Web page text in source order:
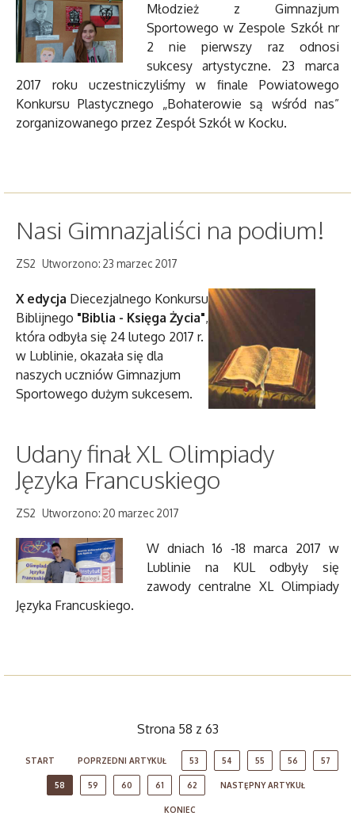
Młodzież z Gimnazjum
Sportowego w Zespole Szkół nr
2 nie pierwszy raz odnosi
sukcesy artystyczne. 23 marca
2017 roku uczestniczyliśmy w finale Powiatowego
Konkursu Plastycznego „Bohaterowie są wśród nas”
zorganizowanego przez Zespół Szkół w Kocku.
Nasi Gimnazjaliści na podium!
ZS2 Utworzono: 23 marzec 2017
X edycja Diecezjalnego Konkursu
Biblijnego "Biblia - Księga Życia",
która odbyła się 24 lutego 2017 r.
w Lublinie, okazała się dla
naszych uczniów Gimnazjum
Sportowego dużym sukcesem.
Udany finał XL Olimpiady
Języka Francuskiego
ZS2 Utworzono: 20 marzec 2017
W dniach 16 -18 marca 2017 w
Lublinie na KUL odbyły się
zawody centralne XL Olimpiady
Języka Francuskiego.
Strona 58 z 63
START POPRZEDNI ARTYKUŁ 53 54 55 56 57
58 59 60 61 62 NASTĘPNY ARTYKUŁ
KONIEC